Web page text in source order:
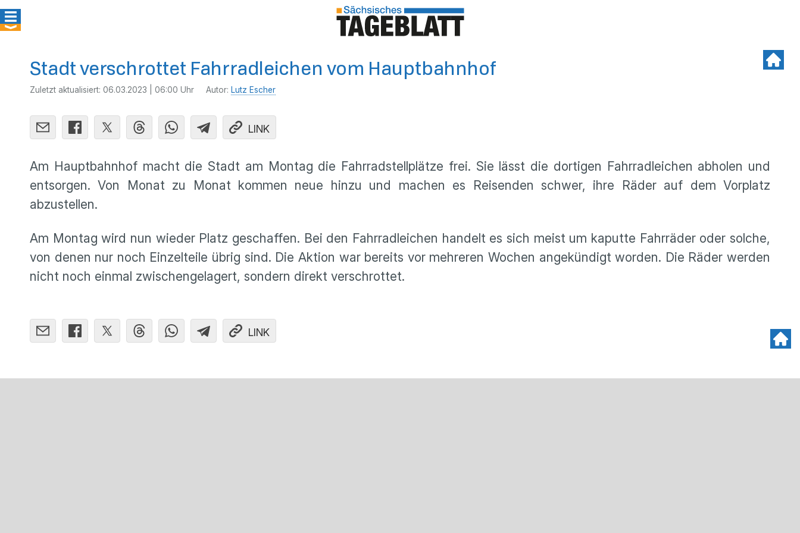
Stadt verschrottet Fahrradleichen vom Hauptbahnhof
Zuletzt aktualisiert: 06.03.2023 | 06:00 Uhr Autor: Lutz Escher
LINK
Am Hauptbahnhof macht die Stadt am Montag die Fahrradstellplätze frei. Sie lässt die dortigen Fahrradleichen abholen und
entsorgen. Von Monat zu Monat kommen neue hinzu und machen es Reisenden schwer, ihre Räder auf dem Vorplatz
abzustellen.
Am Montag wird nun wieder Platz geschaffen. Bei den Fahrradleichen handelt es sich meist um kaputte Fahrräder oder solche,
von denen nur noch Einzelteile übrig sind. Die Aktion war bereits vor mehreren Wochen angekündigt worden. Die Räder werden
nicht noch einmal zwischengelagert, sondern direkt verschrottet.
LINK